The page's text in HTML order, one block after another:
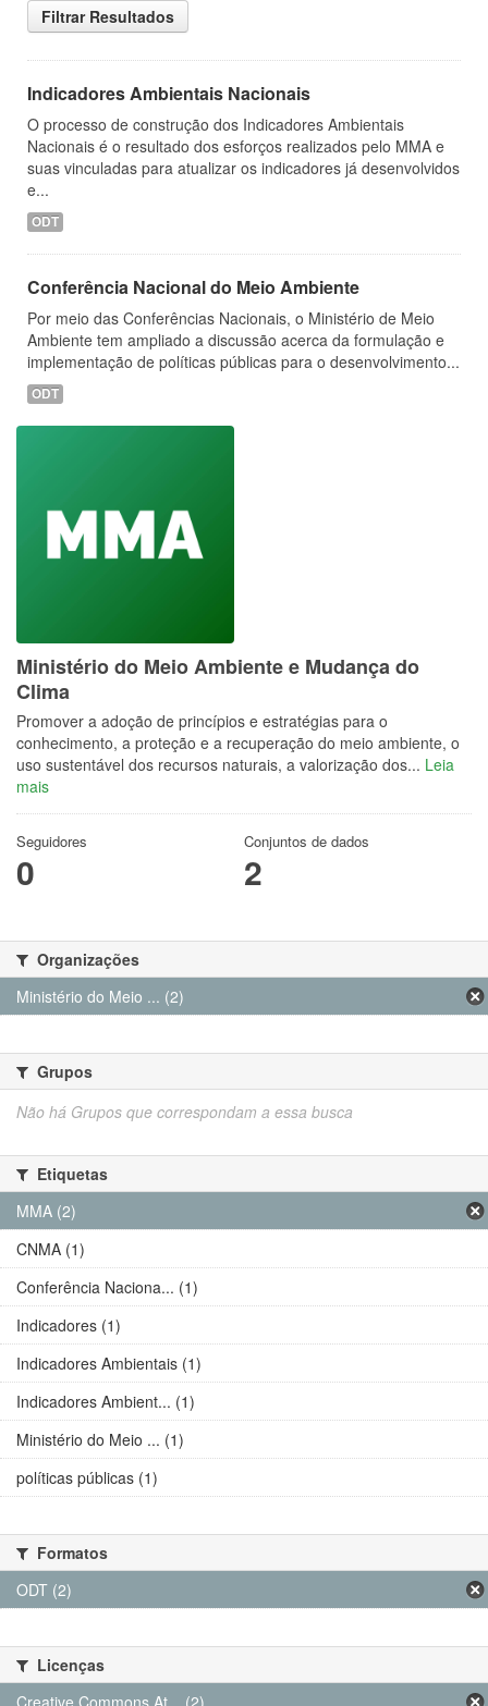
Filtrar Resultados
Indicadores Ambientais Nacionais
O processo de construção dos Indicadores Ambientais
Nacionais é o resultado dos esforços realizados pelo MMA e
suas vinculadas para atualizar os indicadores já desenvolvidos
e...
ODT
Conferência Nacional do Meio Ambiente
Por meio das Conferências Nacionais, o Ministério de Meio
Ambiente tem ampliado a discussão acerca da formulação e
implementação de políticas públicas para o desenvolvimento...
ODT
Ministério do Meio Ambiente e Mudança do
Clima
Promover a adoção de princípios e estratégias para o
conhecimento, a proteção e a recuperação do meio ambiente, o
uso sustentável dos recursos naturais, a valorização dos... Leia
mais
Seguidores
0
Conjuntos de dados
2
Organizações
Ministério do Meio ... (2)
Grupos
Não há Grupos que correspondam a essa busca
Etiquetas
MMA (2)
CNMA (1)
Conferência Naciona... (1)
Indicadores (1)
Indicadores Ambientais (1)
Indicadores Ambient... (1)
Ministério do Meio ... (1)
políticas públicas (1)
Formatos
ODT (2)
Licenças
Creative Commons At... (2)